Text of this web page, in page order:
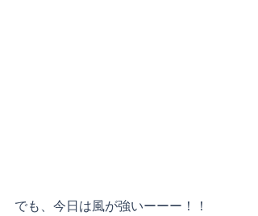
でも、今日は風が強いーーー！！